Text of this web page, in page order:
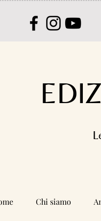
Chi siamo